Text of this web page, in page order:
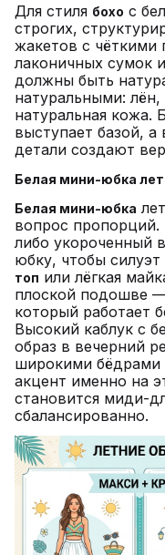
Для стиля бохо с
строгих,
жакетов с чёткими
лаконичных сумок
должны быть
натуральными:
натуральная кожа.
выступает базой, а
детали создают
Белая мини-юбка
Белая мини-юбка
вопрос пропорций.
либо укороченный
юбку, чтобы силуэт
топ или лёгкая
плоской подошве
который работает
Высокий каблук с
образ в вечерний
широкими бёдрами
акцент именно на
становится миди-
сбалансированно.